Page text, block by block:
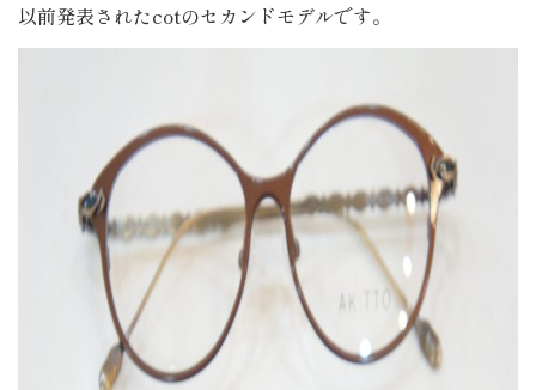
以前発表されたcotのセカンドモデルです。